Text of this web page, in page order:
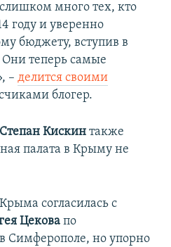
много тех, кто
году и уверенно
бюджету, вступив в
теперь самые
– делится своими
блогер.
Степан Кискин также
палата в Крыму не
согласилась с
Цекова по
Симферополе, но упорно